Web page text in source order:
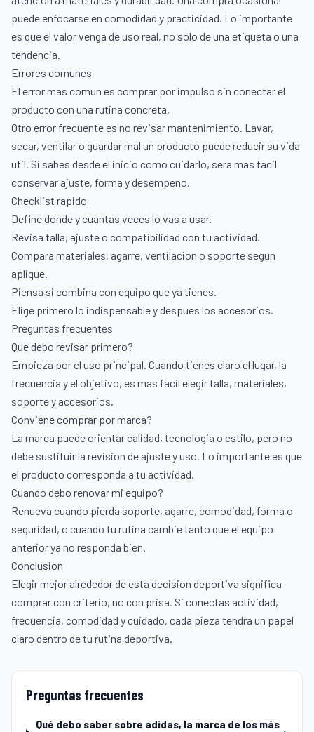
puede enfocarse en comodidad y practicidad. Lo importante
es que el valor venga de uso real, no solo de una etiqueta o una
tendencia.
Errores comunes
El error mas comun es comprar por impulso sin conectar el
producto con una rutina concreta.
Otro error frecuente es no revisar mantenimiento. Lavar,
secar, ventilar o guardar mal un producto puede reducir su vida
util. Si sabes desde el inicio como cuidarlo, sera mas facil
conservar ajuste, forma y desempeno.
Checklist rapido
Define donde y cuantas veces lo vas a usar.
Revisa talla, ajuste o compatibilidad con tu actividad.
Compara materiales, agarre, ventilacion o soporte segun
aplique.
Piensa si combina con equipo que ya tienes.
Elige primero lo indispensable y despues los accesorios.
Preguntas frecuentes
Que debo revisar primero?
Empieza por el uso principal. Cuando tienes claro el lugar, la
frecuencia y el objetivo, es mas facil elegir talla, materiales,
soporte y accesorios.
Conviene comprar por marca?
La marca puede orientar calidad, tecnologia o estilo, pero no
debe sustituir la revision de ajuste y uso. Lo importante es que
el producto corresponda a tu actividad.
Cuando debo renovar mi equipo?
Renueva cuando pierda soporte, agarre, comodidad, forma o
seguridad, o cuando tu rutina cambie tanto que el equipo
anterior ya no responda bien.
Conclusion
Elegir mejor alrededor de esta decision deportiva significa
comprar con criterio, no con prisa. Si conectas actividad,
frecuencia, comodidad y cuidado, cada pieza tendra un papel
claro dentro de tu rutina deportiva.
Preguntas frecuentes
Qué debo saber sobre adidas, la marca de los más